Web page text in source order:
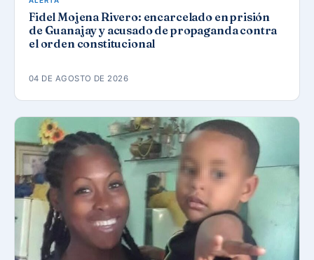
Fidel Mojena Rivero: encarcelado en prisión
de Guanajay y acusado de propaganda contra
el orden constitucional
04 DE AGOSTO DE 2026